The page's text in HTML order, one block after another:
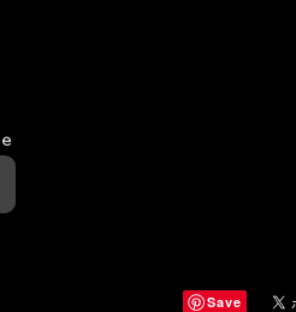
Save